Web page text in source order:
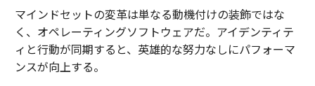
マインドセットの変革は単なる動機付けの装飾ではな
く、オペレーティングソフトウェアだ。アイデンティテ
ィと行動が同期すると、英雄的な努力なしにパフォーマ
ンスが向上する。